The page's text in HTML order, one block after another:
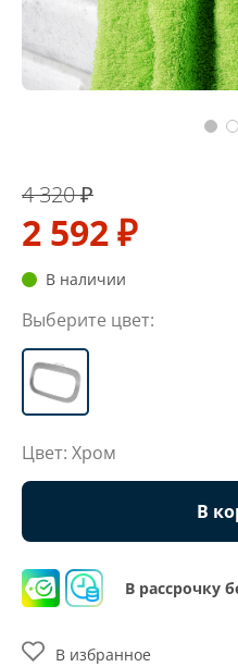
4 320 ₽
2 592 ₽
В наличии
Выберите цвет:
Цвет: Хром
В
В рассрочку
В избранное